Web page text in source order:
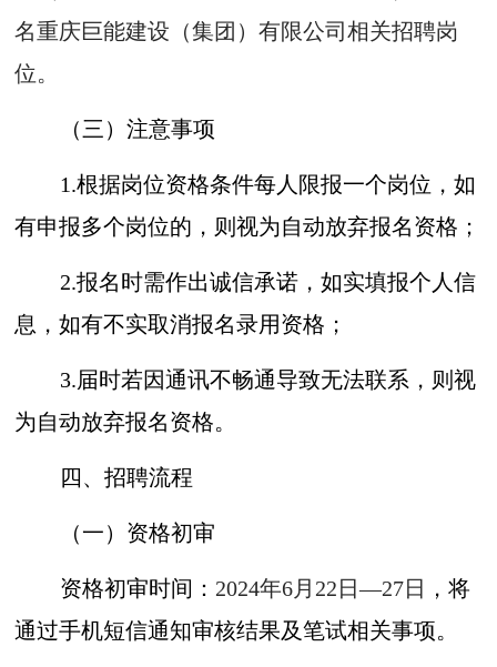
名重庆巨能建设（集团）有限公司相关招聘岗
位。
（三）注意事项
1.根据岗位资格条件每人限报一个岗位，如
有申报多个岗位的，则视为自动放弃报名资格；
2.报名时需作出诚信承诺，如实填报个人信
息，如有不实取消报名录用资格；
3.届时若因通讯不畅通导致无法联系，则视
为自动放弃报名资格。
四、招聘流程
（一）资格初审
资格初审时间： 2024年6月22日—27日
，将
通过手机短信通知审核结果及笔试相关事项。